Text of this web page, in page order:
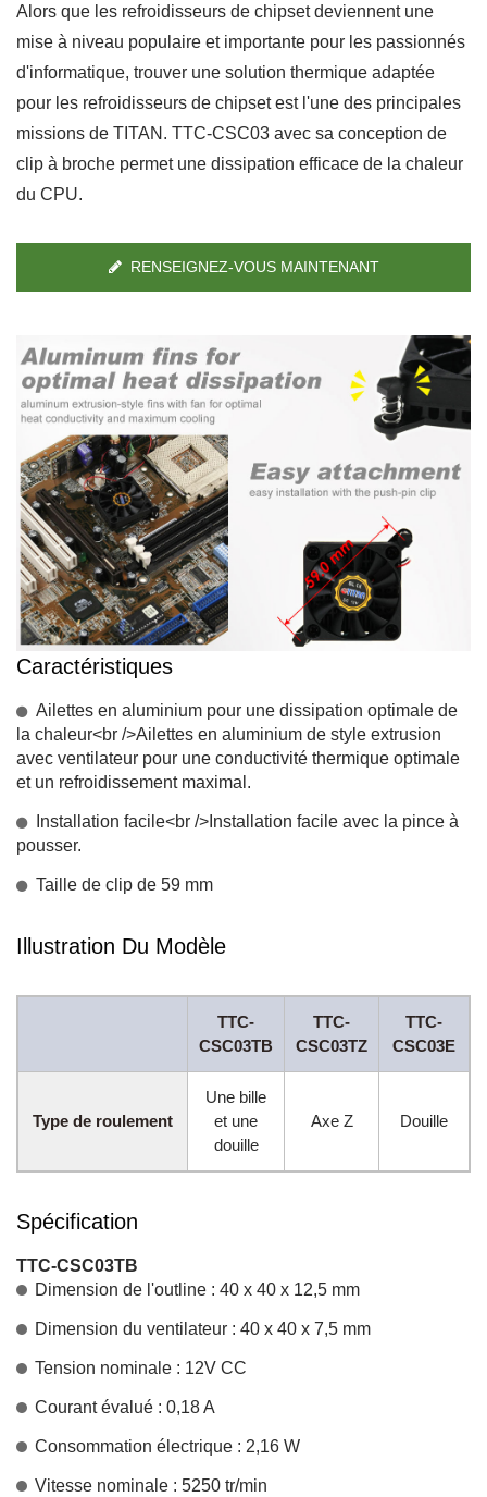
Alors que les refroidisseurs de chipset deviennent une
mise à niveau populaire et importante pour les passionnés
d'informatique, trouver une solution thermique adaptée
pour les refroidisseurs de chipset est l'une des principales
missions de TITAN. TTC-CSC03 avec sa conception de
clip à broche permet une dissipation efficace de la chaleur
du CPU.
RENSEIGNEZ-VOUS MAINTENANT
Caractéristiques
Ailettes en aluminium pour une dissipation optimale de
la chaleur<br />Ailettes en aluminium de style extrusion
avec ventilateur pour une conductivité thermique optimale
et un refroidissement maximal.
Installation facile<br />Installation facile avec la pince à
pousser.
Taille de clip de 59 mm
Illustration Du Modèle
TTC-
CSC03TB
TTC-
CSC03TZ
TTC-
CSC03E
Type de roulement
Une bille
et une
douille
Axe Z Douille
Spécification
TTC-CSC03TB
Dimension de l'outline : 40 x 40 x 12,5 mm
Dimension du ventilateur : 40 x 40 x 7,5 mm
Tension nominale : 12V CC
Courant évalué : 0,18 A
Consommation électrique : 2,16 W
Vitesse nominale : 5250 tr/min